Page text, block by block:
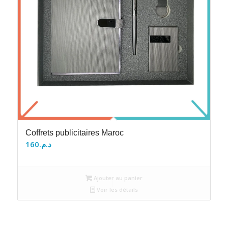
Coffrets publicitaires Maroc
د.م.160
Ajouter au panier
Voir les détails